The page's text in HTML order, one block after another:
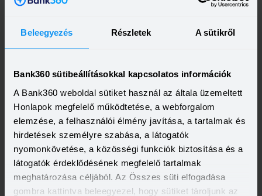
Beleegyezés Részletek A sütikről
Bank360 sütibeállításokkal kapcsolatos információk
A Bank360 weboldal sütiket használ az általa üzemeltett
Honlapok megfelelő működtetése, a webforgalom
elemzése, a felhasználói élmény javítása, a tartalmak és
hirdetések személyre szabása, a látogatók
nyomonkövetése, a közösségi funkciók biztosítása és a
látogatók érdeklődésének megfelelő tartalmak
meghatározása céljából. Az Összes süti elfogadása
gombra kattintva beleegyezel, hogy sütiket tároljunk az
Minősített Fogyasztóbarát Személyi Hitel
500 000 - 7 000 000 Ft
THM
15,70 - 15,70%
KAMAT
14,49 - 14,49%
KEDVEZMÉNY FELTÉTELEI
Minimum életkor:
Minimum munkaviszony:
3 hónap
Minimum jövedelem:
350 000 Ft
Visszahívást szeretnék